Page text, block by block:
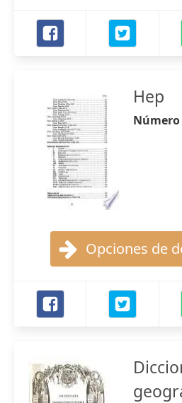
Hep
Número
Opciones de